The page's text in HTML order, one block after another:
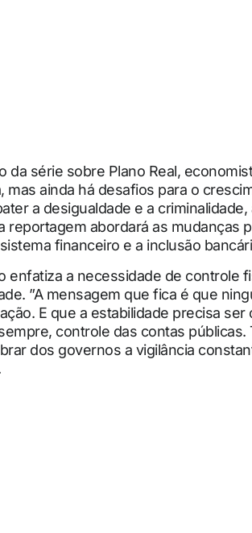
da série sobre Plano Real,
mas ainda há desafios para o
a desigualdade e a
reportagem abordará as mudanças
financeiro e a inclusão
enfatiza a necessidade de controle
”A mensagem que fica é que
E que a estabilidade precisa ser
controle das contas
dos governos a vigilância